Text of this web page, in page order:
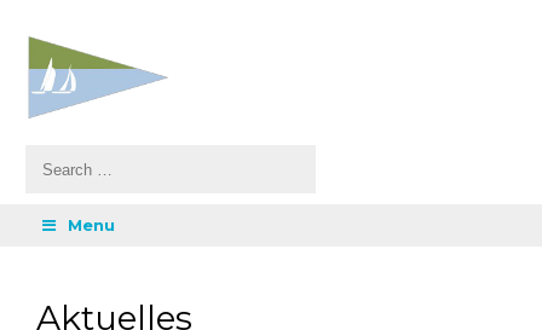
Menu
Aktuelles